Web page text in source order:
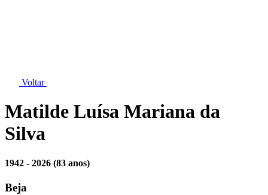
Voltar
Matilde Luísa Mariana da
Silva
1942 - 2026 (83 anos)
Beja